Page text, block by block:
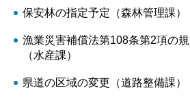
保安林の指定予定（森林管理課）
漁業災害補償法第108条第2項の
（水産課）
県道の区域の変更（道路整備課）